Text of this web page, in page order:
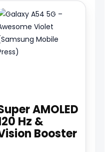
AMOLED
Hz &
Booster